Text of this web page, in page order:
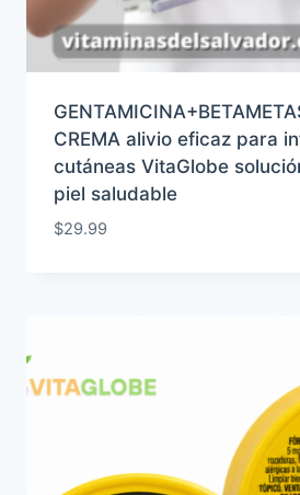
CREMA alivio eficaz para
cutáneas VitaGlobe
piel saludable
$29.99